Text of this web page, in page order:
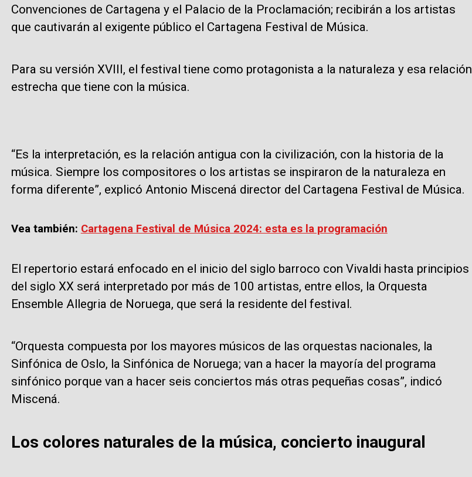
Convenciones de Cartagena y el Palacio de la Proclamación; recibirán a los artistas
que cautivarán al exigente público el Cartagena Festival de Música.
Para su versión XVIII, el festival tiene como protagonista a la naturaleza y esa relación
estrecha que tiene con la música.
“Es la interpretación, es la relación antigua con la civilización, con la historia de la
música. Siempre los compositores o los artistas se inspiraron de la naturaleza en
forma diferente”, explicó Antonio Miscená director del Cartagena Festival de Música.
Vea también: Cartagena Festival de Música 2024: esta es la programación
El repertorio estará enfocado en el inicio del siglo barroco con Vivaldi hasta principios
del siglo XX será interpretado por más de 100 artistas, entre ellos, la Orquesta
Ensemble Allegria de Noruega, que será la residente del festival.
“Orquesta compuesta por los mayores músicos de las orquestas nacionales, la
Sinfónica de Oslo, la Sinfónica de Noruega; van a hacer la mayoría del programa
sinfónico porque van a hacer seis conciertos más otras pequeñas cosas”, indicó
Miscená.
Los colores naturales de la música, concierto inaugural